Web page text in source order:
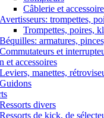
Câblerie et
Avertisseurs: trompettes,
Trompettes, poires,
Béquilles: armatures,
Commutateurs et
et accessoires
Leviers, manettes,
Guidons
Ressorts divers
Ressorts de kick, de